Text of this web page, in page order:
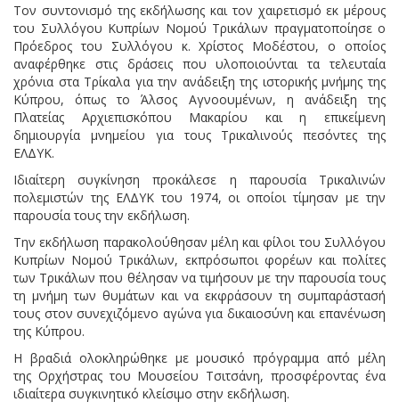
Τον συντονισμό της εκδήλωσης και τον χαιρετισμό εκ μέρους
του Συλλόγου Κυπρίων Νομού Τρικάλων πραγματοποίησε ο
Πρόεδρος του Συλλόγου κ. Χρίστος Μοδέστου, ο οποίος
αναφέρθηκε στις δράσεις που υλοποιούνται τα τελευταία
χρόνια στα Τρίκαλα για την ανάδειξη της ιστορικής μνήμης της
Κύπρου, όπως το Άλσος Αγνοουμένων, η ανάδειξη της
Πλατείας Αρχιεπισκόπου Μακαρίου και η επικείμενη
δημιουργία μνημείου για τους Τρικαλινούς πεσόντες της
ΕΛΔΥΚ.
Ιδιαίτερη συγκίνηση προκάλεσε η παρουσία Τρικαλινών
πολεμιστών της ΕΛΔΥΚ του 1974, οι οποίοι τίμησαν με την
παρουσία τους την εκδήλωση.
Την εκδήλωση παρακολούθησαν μέλη και φίλοι του Συλλόγου
Κυπρίων Νομού Τρικάλων, εκπρόσωποι φορέων και πολίτες
των Τρικάλων που θέλησαν να τιμήσουν με την παρουσία τους
τη μνήμη των θυμάτων και να εκφράσουν τη συμπαράστασή
τους στον συνεχιζόμενο αγώνα για δικαιοσύνη και επανένωση
της Κύπρου.
Η βραδιά ολοκληρώθηκε με μουσικό πρόγραμμα από μέλη
της Ορχήστρας του Μουσείου Τσιτσάνη, προσφέροντας ένα
ιδιαίτερα συγκινητικό κλείσιμο στην εκδήλωση.